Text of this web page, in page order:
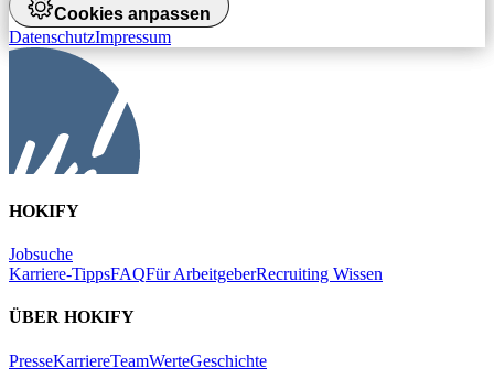
Cookies anpassen
DatenschutzImpressum
HOKIFY
Jobsuche
Karriere-TippsFAQFür ArbeitgeberRecruiting Wissen
ÜBER HOKIFY
PresseKarriereTeamWerteGeschichte